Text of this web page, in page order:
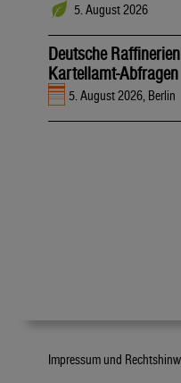
5. August 2026
Deutsche
Kartellamt-Abfragen
5. August 2026, Berlin
Impressum und